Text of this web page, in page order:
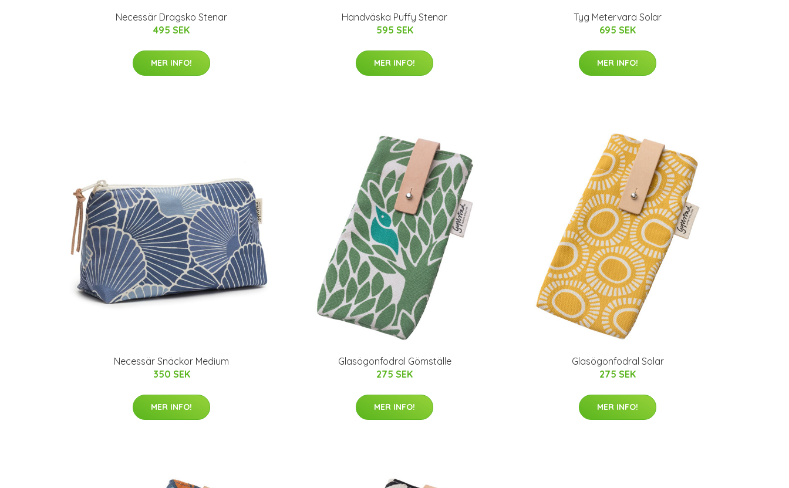
Necessär Dragsko Stenar
495 SEK
MER INFO!
Handväska Puffy Stenar
595 SEK
MER INFO!
Tyg Metervara Solar
695 SEK
MER INFO!
Necessär Snäckor Medium
350 SEK
MER INFO!
Glasögonfodral Gömställe
275 SEK
MER INFO!
Glasögonfodral Solar
275 SEK
MER INFO!